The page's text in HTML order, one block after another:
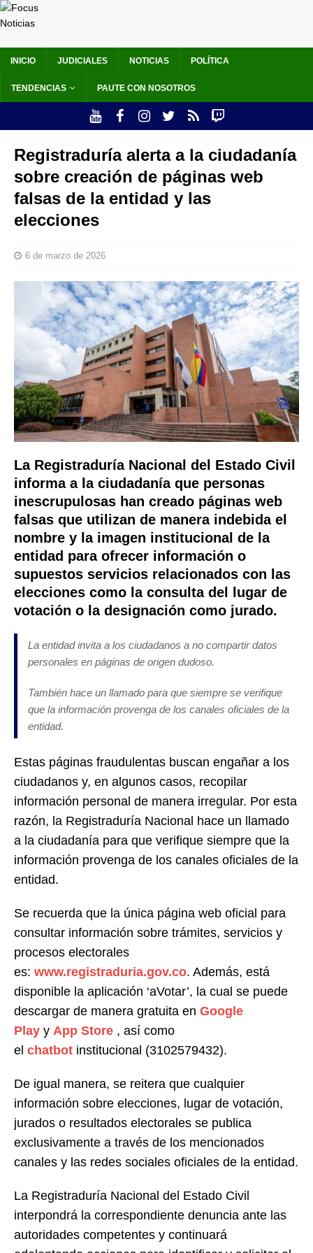
INICIO JUDICIALES NOTICIAS POLÍTICA
TENDENCIAS PAUTE CON NOSOTROS
Registraduría alerta a la ciudadanía
sobre creación de páginas web
falsas de la entidad y las
elecciones
6 de marzo de 2026
La Registraduría Nacional del Estado Civil
informa a la ciudadanía que personas
inescrupulosas han creado páginas web
falsas que utilizan de manera indebida el
nombre y la imagen institucional de la
entidad para ofrecer información o
supuestos servicios relacionados con las
elecciones como la consulta del lugar de
votación o la designación como jurado.
La entidad invita a los ciudadanos a no compartir datos
personales en páginas de origen dudoso.
También hace un llamado para que siempre se verifique
que la información provenga de los canales oficiales de la
entidad.
Estas páginas fraudulentas buscan engañar a los
ciudadanos y, en algunos casos, recopilar
información personal de manera irregular. Por esta
razón, la Registraduría Nacional hace un llamado
a la ciudadanía para que verifique siempre que la
información provenga de los canales oficiales de la
entidad.
Se recuerda que la única página web oficial para
consultar información sobre trámites, servicios y
procesos electorales
es: www.registraduria.gov.co. Además, está
disponible la aplicación ‘aVotar’, la cual se puede
descargar de manera gratuita en Google
Play y App Store , así como
el chatbot institucional (3102579432).
De igual manera, se reitera que cualquier
información sobre elecciones, lugar de votación,
jurados o resultados electorales se publica
exclusivamente a través de los mencionados
canales y las redes sociales oficiales de la entidad.
La Registraduría Nacional del Estado Civil
interpondrá la correspondiente denuncia ante las
autoridades competentes y continuará